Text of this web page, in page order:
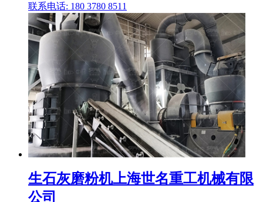
联系电话: 180 3780 8511
生石灰磨粉机上海世名重工机械有限
公司